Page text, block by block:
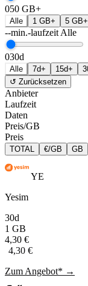
050 GB+
Alle 1 GB+ 5 GB+
--min.-laufzeit Alle
030d
Alle 7d+ 15d+
↺ Zurücksetzen
Anbieter
Laufzeit
Daten
Preis/GB
Preis
TOTAL €/GB GB
YE
Yesim
30d
1 GB
4,30 €
4,30 €
Zum Angebot* →